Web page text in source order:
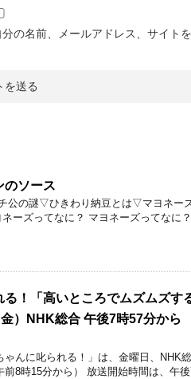
の名前、メールアドレス、サイト
のソース
公の謎▽ひきわり納豆とは▽マヨネー
ーズってなに？ マヨネーズってなに
！「高いところでムズムズす
）NHK総合 午後7時57分から
んに叱られる！」​は、金曜日、NHK
8時15分から） 放送開始時間は、午